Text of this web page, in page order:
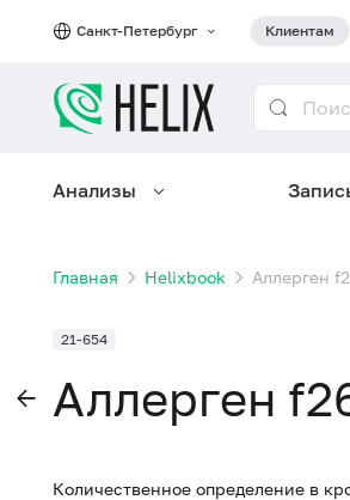
Санкт-Петербург Клиентам
Анализы
Главная Helixbook Аллерген
21-654
Аллерген
Количественное определение в